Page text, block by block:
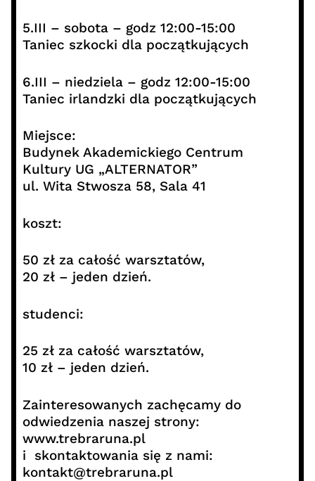
5.III – sobota – godz 12:00-15:00
Taniec szkocki dla początkujących
6.III – niedziela – godz 12:00-15:00
Taniec irlandzki dla początkujących
Miejsce:
Budynek Akademickiego Centrum
Kultury UG „ALTERNATOR”
ul. Wita Stwosza 58, Sala 41
koszt:
50 zł za całość warsztatów,
20 zł – jeden dzień.
studenci:
25 zł za całość warsztatów,
10 zł – jeden dzień.
Zainteresowanych zachęcamy do
odwiedzenia naszej strony:
www.trebraruna.pl
i skontaktowania się z nami:
kontakt@trebraruna.pl